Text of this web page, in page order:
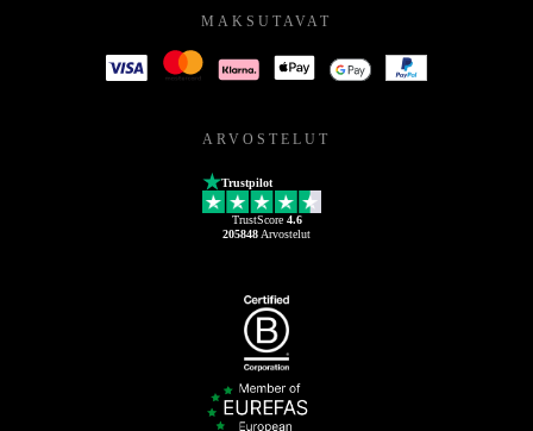
MAKSUTAVAT
ARVOSTELUT
Trustpilot
TrustScore 4.6
205848 Arvostelut